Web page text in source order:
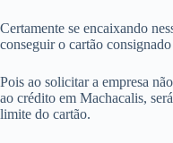
Certamente se encaixando
conseguir o cartão
Pois ao solicitar a empresa
ao crédito em Machacalis,
limite do cartão.